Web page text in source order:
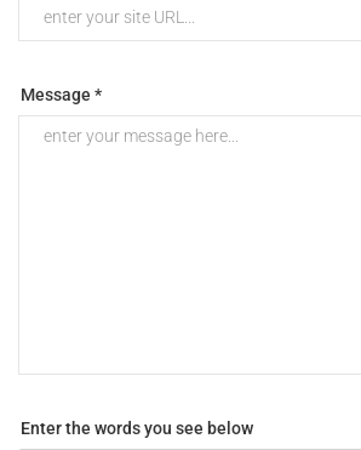
Message *
Enter the words you see below